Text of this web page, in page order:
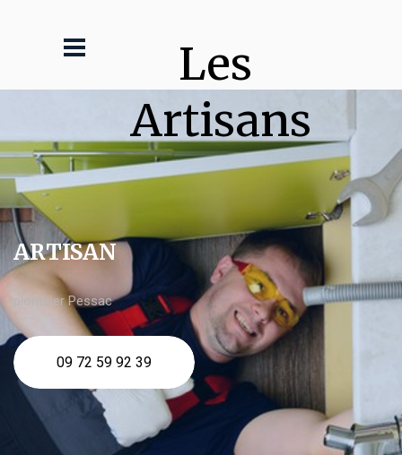
Les
Artisans
ARTISAN
plombier Pessac
09 72 59 92 39